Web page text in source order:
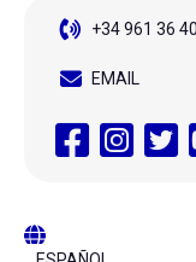
+34 961 36
EMAIL